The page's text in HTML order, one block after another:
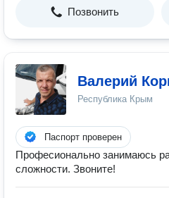
Позвонить
Валерий
Республика Крым
Паспорт проверен
Професионально занимаюсь
сложности. Звоните!